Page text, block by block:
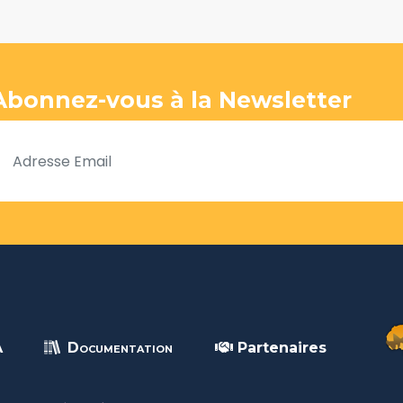
vous à la Newsletter
Documentation Partenaires